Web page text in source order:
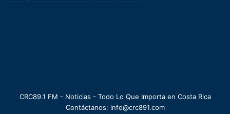
CRC89.1 FM - Noticias - Todo Lo Que Importa en Costa Rica
Contáctanos: info@crc891.com